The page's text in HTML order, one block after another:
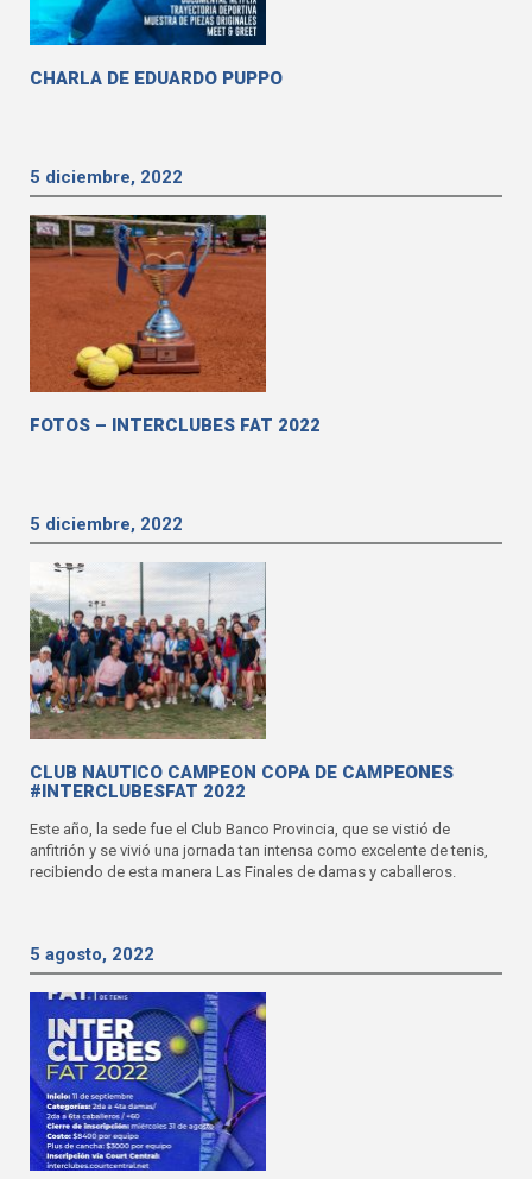
CHARLA DE EDUARDO PUPPO
5 diciembre, 2022
FOTOS – INTERCLUBES FAT 2022
5 diciembre, 2022
CLUB NAUTICO CAMPEON COPA DE CAMPEONES
#INTERCLUBESFAT 2022
Este año, la sede fue el Club Banco Provincia, que se vistió de
anfitrión y se vivió una jornada tan intensa como excelente de tenis,
recibiendo de esta manera Las Finales de damas y caballeros.
5 agosto, 2022